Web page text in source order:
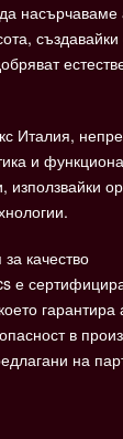
насърчаваме
Италия,
и
използвайки
качество
е
гарантира
в
на